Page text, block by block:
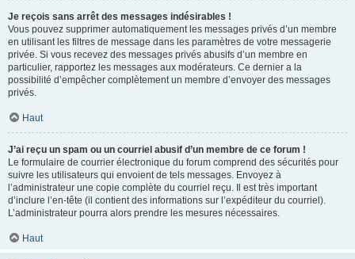
Je reçois sans arrêt des messages indésirables !
Vous pouvez supprimer automatiquement les messages privés d’un membre
en utilisant les filtres de message dans les paramètres de votre messagerie
privée. Si vous recevez des messages privés abusifs d’un membre en
particulier, rapportez les messages aux modérateurs. Ce dernier a la
possibilité d’empêcher complètement un membre d’envoyer des messages
privés.
Haut
J’ai reçu un spam ou un courriel abusif d’un membre de ce forum !
Le formulaire de courrier électronique du forum comprend des sécurités pour
suivre les utilisateurs qui envoient de tels messages. Envoyez à
l’administrateur une copie complète du courriel reçu. Il est très important
d’inclure l’en-tête (il contient des informations sur l’expéditeur du courriel).
L’administrateur pourra alors prendre les mesures nécessaires.
Haut